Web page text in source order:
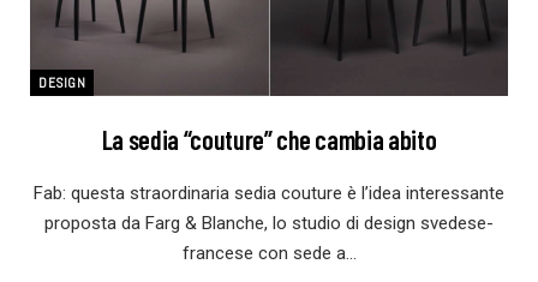
DESIGN
La sedia “couture” che cambia abito
Fab: questa straordinaria sedia couture è l’idea interessante
proposta da Farg & Blanche, lo studio di design svedese-
francese con sede a…